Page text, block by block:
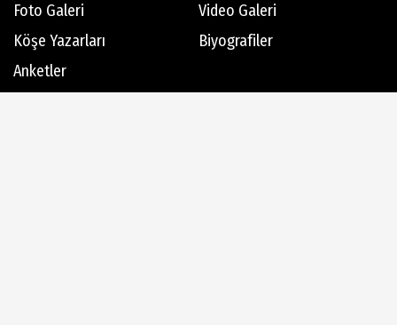
Foto Galeri
Video Galeri
Köşe Yazarları
Biyografiler
Anketler